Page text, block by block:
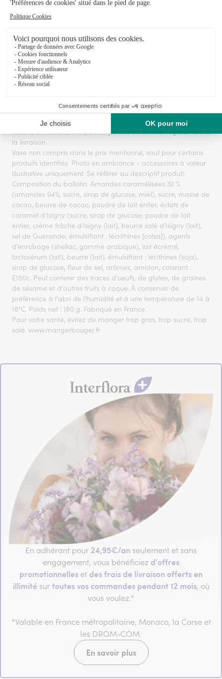
Voir toute la collection
Le produit floral présenté sur la photo correspond à la taille
s'agissant d'une création réalisée par un artisan fleuriste sur
la base d’un assortiment de fleurs fraîches qui est, par sa
nature, artisanale, elle pourra parfois en différer légèrement à
la livraison.
Vase non compris dans le prix mentionné, sauf pour certains
produits identifiés. Photo en ambiance - accessoires à valeur
illustrative uniquement. Se référer au descriptif produit.
Composition du ballotin: Amandes caramélisées 32 %
(amandes 94%, sucre, sirop de glucose, miel), sucre, masse de
cacao, beurre de cacao, poudre de lait entier, éclats de
caramel d'Isigny (sucre, sirop de glucose, poudre de lait
entier, crème frâche d'Isigny (lait), beurre salé d'Isigny (lait),
sel de Guérande, émulsifiant : lécrithines [colsa]), agents
d'enrobage (shellac, gomme arabique), lait écrémé,
lactosérum (lait), beurre (lait), émulsifiant : lécithines (soja),
sirop de glucose, fleur de sel, arômes, amidon, colorant :
E150c. Peut contenir des traces d'oeufs, de gluten, de graines
de sésame et d'autres fruits à coque. À conserver de
préférence à l'abri de l'humidité et à une température de 14 à
18°C. Poids net : 180 g. Fabriqué en France.
Pour votre santé, évitez de manger trop gras, trop sucré, trop
salé. www.mangerbouger.fr
En adhérant pour 24,95€/an seulement et sans
engagement, vous bénéficiez d'offres
promotionnelles et des frais de livraison offerts en
illimité surtoutes vos commandes pendant 12 mois, où
vous voulez.*
*Valable en France métropolitaine, Monaco, la Corse et
les DROM-COM.
En savoir plus